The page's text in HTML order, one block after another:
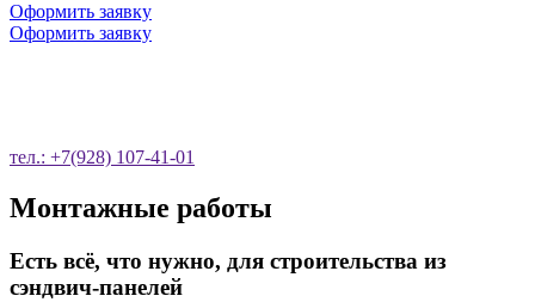
Оформить заявку
Оформить заявку
тел.: +7(928) 107-41-01
Монтажные работы
Есть всё, что нужно, для строительства из
сэндвич-панелей